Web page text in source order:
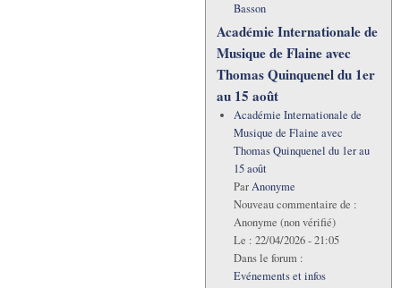
Basson
Académie Internationale de
Musique de Flaine avec
Thomas Quinquenel du 1er
au 15 août
Académie Internationale de
Musique de Flaine avec
Thomas Quinquenel du 1er au
15 août
ParAnonyme
Nouveau commentaire de :
Anonyme (non vérifié)
Le : 22/04/2026 - 21:05
Dans le forum :
Evénements et infos